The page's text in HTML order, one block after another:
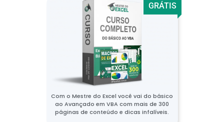
GRÁTIS
Com o Mestre do Excel você vai do básico
ao Avançado em VBA com mais de 300
páginas de conteúdo e dicas infalíveis.